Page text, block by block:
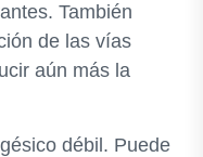
También
de las vías
aún más la
débil. Puede